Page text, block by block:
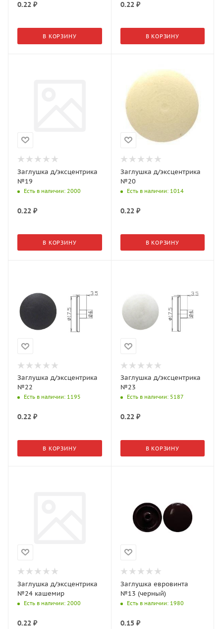
0.22 ₽
В КОРЗИНУ
0.22₽
В КОРЗИНУ
Заглушка д/эксцентрика
№19
Есть в наличии: 2000
0.22 ₽
В КОРЗИНУ
Заглушка д/эксцентрика
№20
Есть в наличии: 1014
0.22₽
В КОРЗИНУ
Заглушка д/эксцентрика
№22
Есть в наличии: 1195
0.22 ₽
В КОРЗИНУ
Заглушка д/эксцентрика
№23
Есть в наличии: 5187
0.22₽
В КОРЗИНУ
Заглушка д/эксцентрика
№24 кашемир
Есть в наличии: 2000
0.22 ₽
Заглушка евровинта
№13 (черный)
Есть в наличии: 1980
0.15₽